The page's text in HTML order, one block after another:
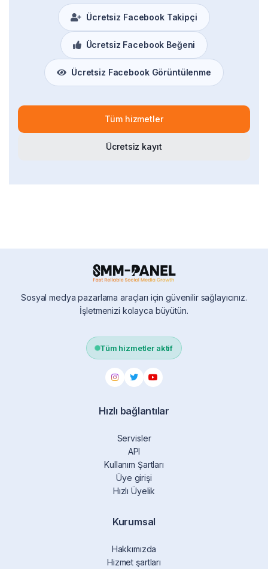
Ücretsiz Facebook Takipçi
Ücretsiz Facebook Beğeni
Ücretsiz Facebook Görüntülenme
Tüm hizmetler
Ücretsiz kayıt
Sosyal medya pazarlama araçları için güvenilir sağlayıcınız.
İşletmenizi kolayca büyütün.
Tüm hizmetler aktif
Hızlı bağlantılar
Servisler
API
Kullanım Şartları
Üye girişi
Hızlı Üyelik
Kurumsal
Hakkımızda
Hizmet şartları